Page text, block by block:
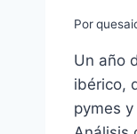
Por
Un año
ibérico,
pymes